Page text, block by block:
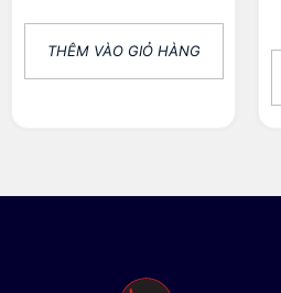
THÊM VÀO GIỎ HÀNG